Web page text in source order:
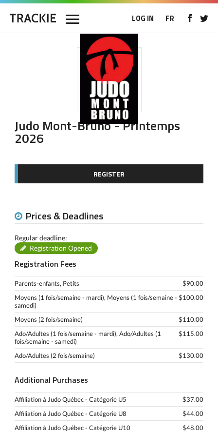
LOG IN FR
Judo Mont-Bruno - Printemps
2026
REGISTER
Prices & Deadlines
Regular deadline:
Registration Opened
Registration Fees
Parents-enfants, Petits
$90.00
Moyens (1 fois/semaine - mardi), Moyens (1 fois/semaine -
samedi)
$100.00
Moyens (2 fois/semaine)
$110.00
Ado/Adultes (1 fois/semaine - mardi), Ado/Adultes (1
fois/semaine - samedi)
$115.00
Ado/Adultes (2 fois/semaine) $130.00
Additional Purchases
Affiliation à Judo Québec - Catégorie U5
$37.00
Affiliation à Judo Québec - Catégorie U8
$44.00
Affiliation à Judo Québec - Catégorie U10
$48.00